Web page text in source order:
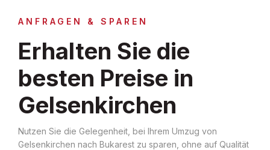
ANFRAGEN & SPAREN
Erhalten Sie die
besten Preise in
Gelsenkirchen
Nutzen Sie die Gelegenheit, bei Ihrem Umzug von
Gelsenkirchen nach Bukarest zu sparen, ohne auf Qualität